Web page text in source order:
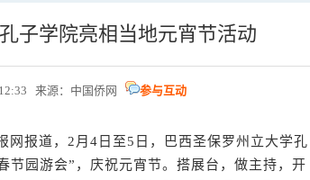
子学院亮相当地元宵节活动
来源： 中国侨网 参与互动
报道，2月4日至5日，巴西圣保罗州立大学孔
节园游会”，庆祝元宵节。搭展台，做主持，开